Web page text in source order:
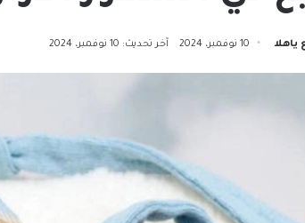
ياهلا 10 نوفمبر، 2024 آخر تحديث: 10 نوفمبر، 2024